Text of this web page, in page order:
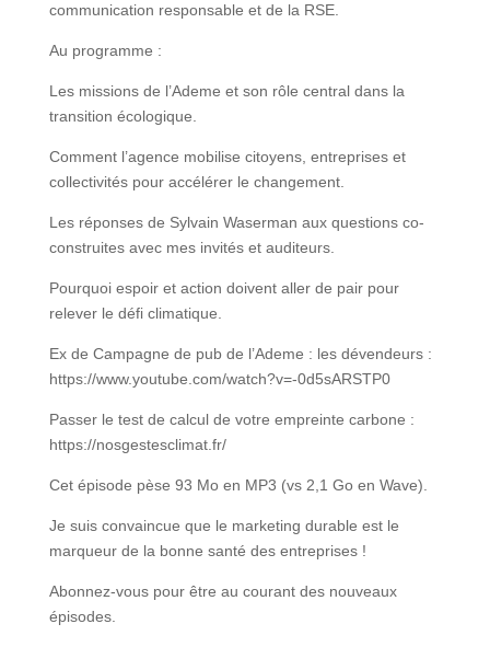
communication responsable et de la RSE.
Au programme :
Les missions de l’Ademe et son rôle central dans la
transition écologique.
Comment l’agence mobilise citoyens, entreprises et
collectivités pour accélérer le changement.
Les réponses de Sylvain Waserman aux questions co-
construites avec mes invités et auditeurs.
Pourquoi espoir et action doivent aller de pair pour
relever le défi climatique.
Ex de Campagne de pub de l’Ademe : les dévendeurs :
https://www.youtube.com/watch?v=-0d5sARSTP0
Passer le test de calcul de votre empreinte carbone :
https://nosgestesclimat.fr/
Cet épisode pèse 93 Mo en MP3 (vs 2,1 Go en Wave).
Je suis convaincue que le marketing durable est le
marqueur de la bonne santé des entreprises !
Abonnez-vous pour être au courant des nouveaux
épisodes.